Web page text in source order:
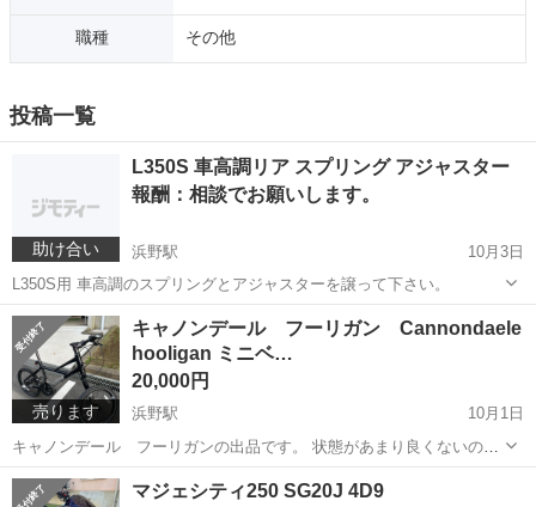
職種 その他
投稿一覧
助け合い
L350S 車高調リア スプリング アジャスター
報酬：相談でお願いします。
浜野駅
10月3日
L350S用 車高調のスプリングとアジャスターを譲って下さい。
千葉 市原市 買いたい/ください
売ります
キャノンデール フーリガン Cannondaele
hooligan ミニベ…
20,000円
浜野駅
10月1日
キャノンデール フーリガンの出品です。 状態があまり良くないの
で、要整備でおねがいします。 ワイヤー類は交換して下さい。 ブレー
キレバーに折れあります。 全体的に傷、錆びあります。 何名様からお
千葉 市原市
マジェシティ250 SG20J 4D9